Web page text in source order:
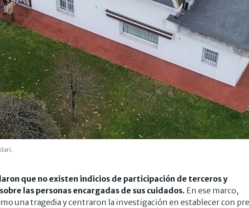
que no existen indicios de participación de terceros y
las personas encargadas de sus cuidados. En ese marco,
una tragedia y centraron la investigación en establecer con